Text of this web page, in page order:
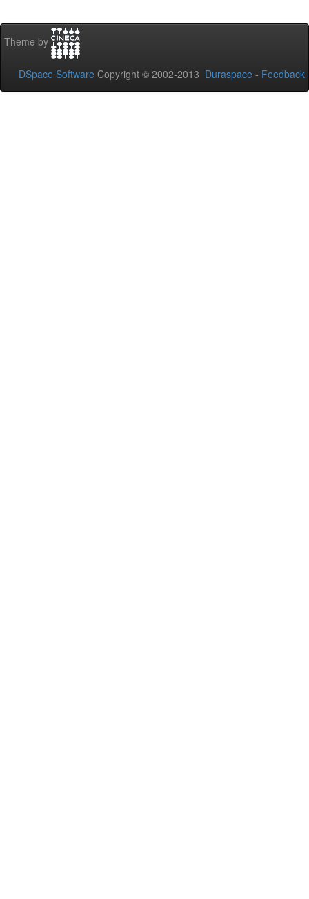
Theme by
DSpace Software Copyright © 2002-2013 Duraspace - Feedback